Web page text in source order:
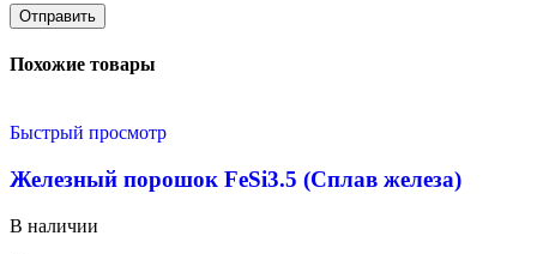
Похожие товары
Быстрый просмотр
Железный порошок FeSi3.5 (Сплав железа)
В наличии